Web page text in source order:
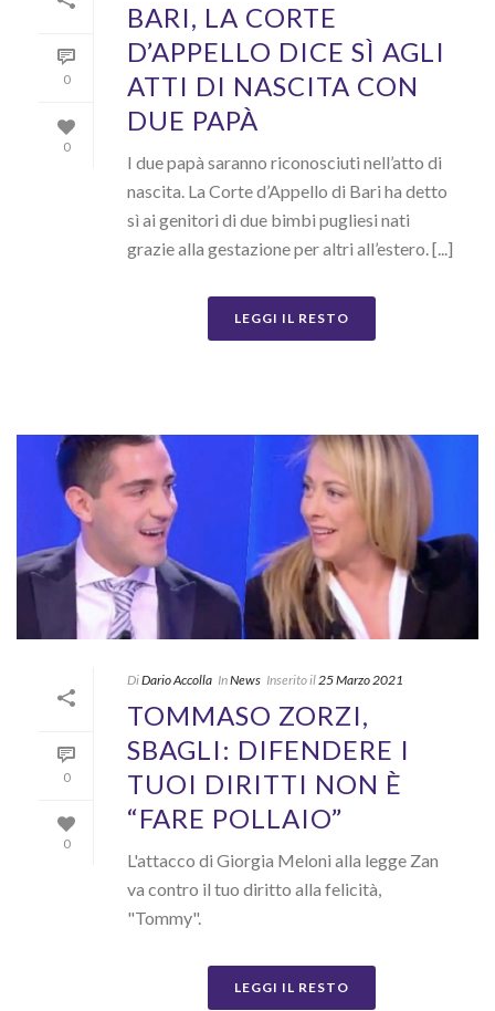
0
0
BARI, LA CORTE
D’APPELLO DICE SÌ AGLI
ATTI DI NASCITA CON
DUE PAPÀ
I due papà saranno riconosciuti nell’atto di
nascita. La Corte d’Appello di Bari ha detto
sì ai genitori di due bimbi pugliesi nati
grazie alla gestazione per altri all’estero. [...]
LEGGI IL RESTO
0
0
DiDario Accolla InNews Inserito il 25 Marzo 2021
TOMMASO ZORZI,
SBAGLI: DIFENDERE I
TUOI DIRITTI NON È
“FARE POLLAIO”
L'attacco di Giorgia Meloni alla legge Zan
va contro il tuo diritto alla felicità,
"Tommy".
LEGGI IL RESTO